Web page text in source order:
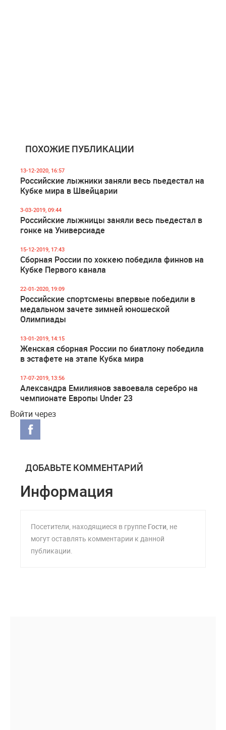
ПОХОЖИЕ ПУБЛИКАЦИИ
13-12-2020, 16:57
Российские лыжники заняли весь пьедестал на
Кубке мира в Швейцарии
3-03-2019, 09:44
Российские лыжницы заняли весь пьедестал в
гонке на Универсиаде
15-12-2019, 17:43
Сборная России по хоккею победила финнов на
Кубке Первого канала
22-01-2020, 19:09
Российские спортсмены впервые победили в
медальном зачете зимней юношеской
Олимпиады
13-01-2019, 14:15
Женская сборная России по биатлону победила
в эстафете на этапе Кубка мира
17-07-2019, 13:56
Александра Емилиянов завоевала серебро на
чемпионате Европы Under 23
Войти через
ДОБАВЬТЕ КОММЕНТАРИЙ
Информация
Посетители, находящиеся в группе Гости, не
могут оставлять комментарии к данной
публикации.